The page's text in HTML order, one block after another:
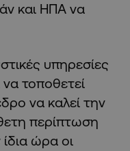
και ΗΠΑ να
υπηρεσίες
να τοποθετεί
να καλεί την
περίπτωση
ώρα οι